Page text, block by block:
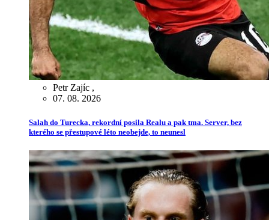
Petr Zajíc ,
07. 08. 2026
Salah do Turecka, rekordní posila Realu a pak tma. Server, bez
kterého se přestupové léto neobejde, to neunesl